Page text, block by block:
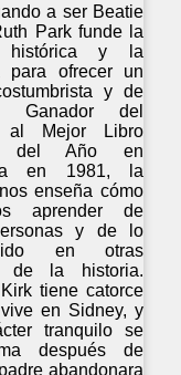
a ser Beatie
Park funde la
histórica y la
para ofrecer un
y de
Ganador del
al Mejor Libro
del Año en
en 1981, la
enseña cómo
aprender de
y de lo
en otras
de la historia.
tiene catorce
en Sidney, y
tranquilo se
después de
abandonara